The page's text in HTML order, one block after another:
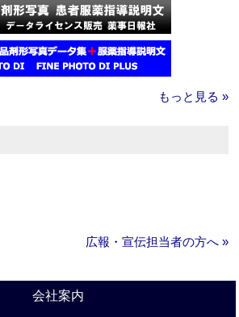
もっと見る »
広報・宣伝担当者の方へ »
会社案内